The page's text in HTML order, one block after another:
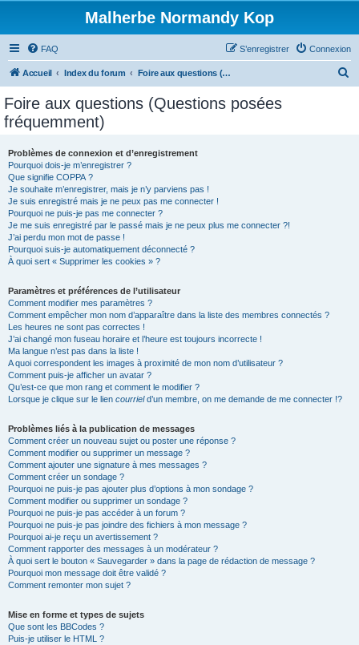
Malherbe Normandy Kop
FAQ Connexion
S’enregistrer
Accueil Index du forum Foire aux questions (Questions posées fréquemment)
Foire aux questions (Questions posées
fréquemment)
Problèmes de connexion et d’enregistrement
Pourquoi dois-je m’enregistrer ?
Que signifie COPPA ?
Je souhaite m’enregistrer, mais je n’y parviens pas !
Je suis enregistré mais je ne peux pas me connecter !
Pourquoi ne puis-je pas me connecter ?
Je me suis enregistré par le passé mais je ne peux plus me connecter ?!
J’ai perdu mon mot de passe !
Pourquoi suis-je automatiquement déconnecté ?
À quoi sert « Supprimer les cookies » ?
Paramètres et préférences de l’utilisateur
Comment modifier mes paramètres ?
Comment empêcher mon nom d’apparaître dans la liste des membres connectés ?
Les heures ne sont pas correctes !
J’ai changé mon fuseau horaire et l’heure est toujours incorrecte !
Ma langue n’est pas dans la liste !
A quoi correspondent les images à proximité de mon nom d’utilisateur ?
Comment puis-je afficher un avatar ?
Qu’est-ce que mon rang et comment le modifier ?
Lorsque je clique sur le lien courrield’un membre, on me demande de me connecter !?
Problèmes liés à la publication de messages
Comment créer un nouveau sujet ou poster une réponse ?
Comment modifier ou supprimer un message ?
Comment ajouter une signature à mes messages ?
Comment créer un sondage ?
Pourquoi ne puis-je pas ajouter plus d’options à mon sondage ?
Comment modifier ou supprimer un sondage ?
Pourquoi ne puis-je pas accéder à un forum ?
Pourquoi ne puis-je pas joindre des fichiers à mon message ?
Pourquoi ai-je reçu un avertissement ?
Comment rapporter des messages à un modérateur ?
À quoi sert le bouton « Sauvegarder » dans la page de rédaction de message ?
Pourquoi mon message doit être validé ?
Comment remonter mon sujet ?
Mise en forme et types de sujets
Que sont les BBCodes ?
Puis-je utiliser le HTML ?